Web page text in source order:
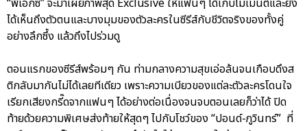
ได้เห็นถึงตัวตนและบางมุมของตัวละครในซีรีส์กับชีวิตจริงของทั้งคู่
อย่างลึกซึ้ง แล้วถึงไปร่วมดู
ตอนแรกของซีรีส์พร้อมๆ กัน ท่ามกลางความสุขเอ่อล้นจนเกือบดึงส
ติกลับมากันไม่ได้เลยทีเดียว เพราะความเบียวของแต่ละตัวละครโดนใจ
เรียกเสียงกรี๊ดจากแฟนๆ ได้อย่างต่อเนื่องจนจบตอนเลยก็ว่าได้ ปิด
ท้ายด้วยความพิเศษส่งท้ายให้สุดๆ ไปกับโชว์ของ “ปอนด์-ภูวินทร์” ที่